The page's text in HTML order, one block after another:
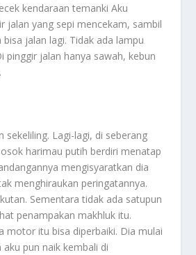
kendaraan temanki Aku
jalan yang sepi mencekam, sambil
jalan lagi. Tidak ada lampu
pinggir jalan hanya sawah, kebun
sekeliling. Lagi-lagi, di seberang
harimau putih berdiri menatap
mengisyaratkan dia
menghiraukan peringatannya.
Sementara tidak ada satupun
penampakan makhluk itu.
motor itu bisa diperbaiki. Dia mulai
pun naik kembali di